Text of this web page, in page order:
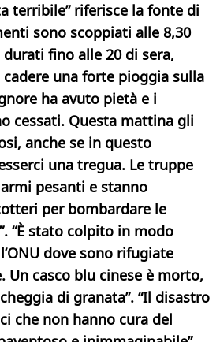
terribile” riferisce la fonte di
sono scoppiati alle 8,30
fino alle 20 di sera,
una forte pioggia sulla
ha avuto pietà e i
cessati. Questa mattina gli
anche se in questo
una tregua. Le truppe
pesanti e stanno
per bombardare le
“È stato colpito in modo
dove sono rifugiate
Un casco blu cinese è morto,
di granata”. “Il disastro
che non hanno cura del